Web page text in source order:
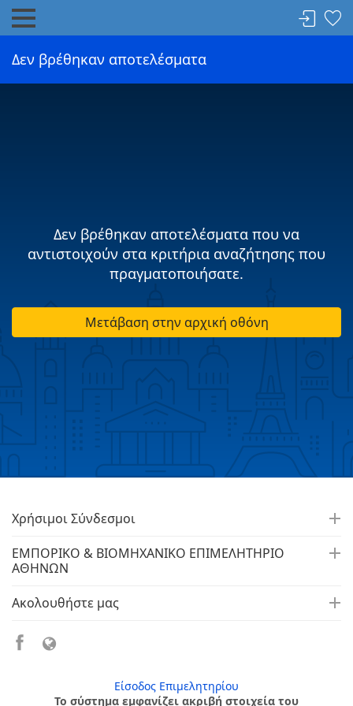
Δεν βρέθηκαν αποτελέσματα
Δεν βρέθηκαν αποτελέσματα που να
αντιστοιχούν στα κριτήρια αναζήτησης που
πραγματοποιήσατε.
Μετάβαση στην αρχική οθόνη
Χρήσιμοι Σύνδεσμοι
ΕΜΠΟΡΙΚΟ & ΒΙΟΜΗΧΑΝΙΚΟ ΕΠΙΜΕΛΗΤΗΡΙΟ
ΑΘΗΝΩΝ
Ακολουθήστε μας
Είσοδος Επιμελητηρίου
Το σύστημα εμφανίζει ακριβή στοιχεία του